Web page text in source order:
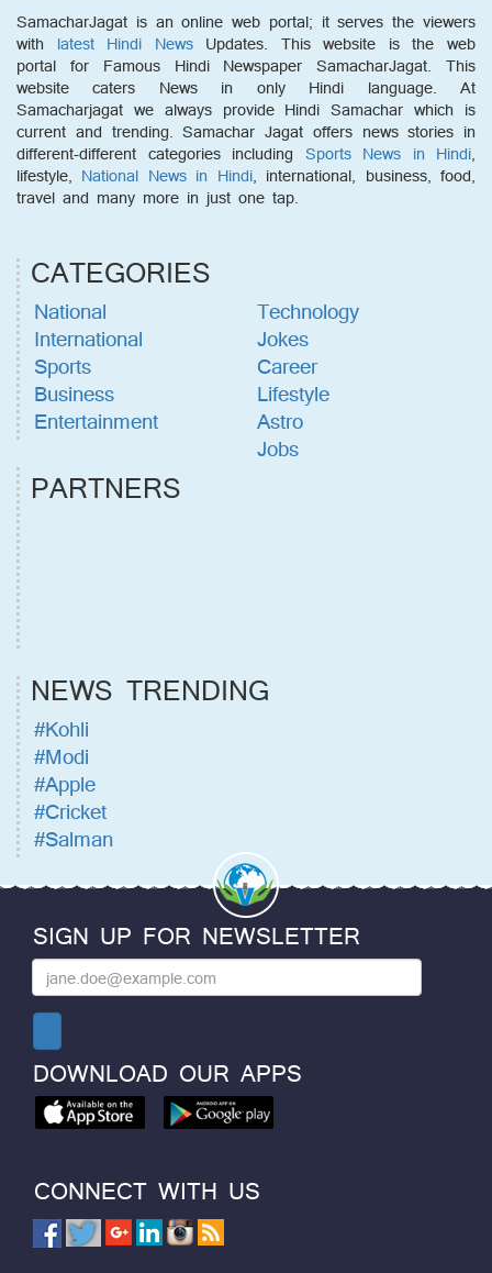
SamacharJagat is an online web portal; it serves the viewers
with latest Hindi NewsUpdates. This website is the web
portal for Famous Hindi Newspaper SamacharJagat. This
website caters News in only Hindi language. At
Samacharjagat we always provide Hindi Samachar which is
current and trending. Samachar Jagat offers news stories in
different-different categories including Sports News in Hindi,
lifestyle, National News in Hindi, international, business, food,
travel and many more in just one tap.
CATEGORIES
National
International
Sports
Business
Entertainment
Technology
Jokes
Career
Lifestyle
Astro
Jobs
PARTNERS
NEWS TRENDING
#Kohli
#Modi
#Apple
#Cricket
#Salman
SIGN UP FOR NEWSLETTER
DOWNLOAD OUR APPS
CONNECT WITH US